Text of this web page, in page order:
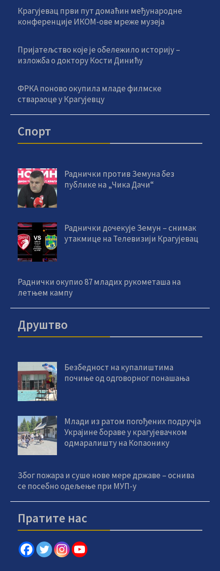
Крагујевац први пут домаћин међународне
конференције ИКОМ-ове мреже музеја
Пријатељство које је обележило историју –
изложба о доктору Кости Динићу
ФРКА поново окупила младе филмске
ствараоце у Крагујевцу
Спорт
Раднички против Земуна без
публике на „Чика Дачи“
Раднички дочекује Земун – снимак
утакмице на Телевизији Крагујевац
Раднички окупио 87 младих рукометаша на
летњем кампу
Друштво
Безбедност на купалиштима
почиње од одговорног понашања
Млади из ратом погођених подручја
Украјине бораве у крагујевачком
одмаралишту на Копаонику
Због пожара и суше нове мере државе – оснива
се посебно одељење при МУП-у
Пратите нас